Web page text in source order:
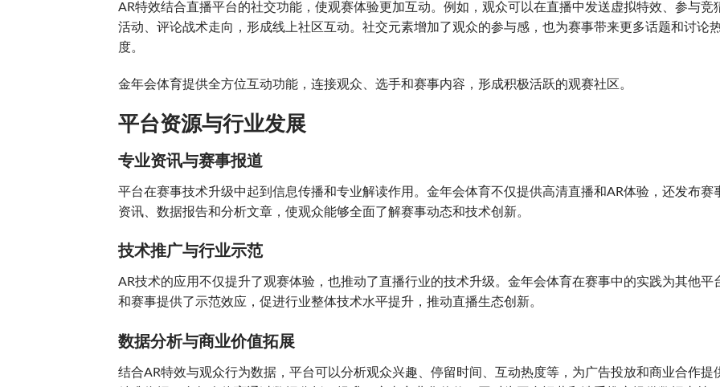
AR特效结合直播平台的社交功能，使观赛体验更加互动。例如，观众可以在直播中发送虚拟特效、参与竞
活动、评论战术走向，形成线上社区互动。社交元素增加了观众的参与感，也为赛事带来更多话题和讨论
度。
金年会体育提供全方位互动功能，连接观众、选手和赛事内容，形成积极活跃的观赛社区。
平台资源与行业发展
专业资讯与赛事报道
平台在赛事技术升级中起到信息传播和专业解读作用。金年会体育不仅提供高清直播和AR体验，还发布赛
资讯、数据报告和分析文章，使观众能够全面了解赛事动态和技术创新。
技术推广与行业示范
AR技术的应用不仅提升了观赛体验，也推动了直播行业的技术升级。金年会体育在赛事中的实践为其他平
和赛事提供了示范效应，促进行业整体技术水平提升，推动直播生态创新。
数据分析与商业价值拓展
结合AR特效与观众行为数据，平台可以分析观众兴趣、停留时间、互动热度等，为广告投放和商业合作提